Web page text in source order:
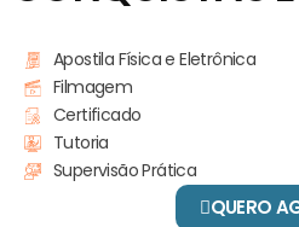
Apostila Física e Eletrônica
Filmagem
Certificado
Tutoria
Supervisão Prática
QUERO